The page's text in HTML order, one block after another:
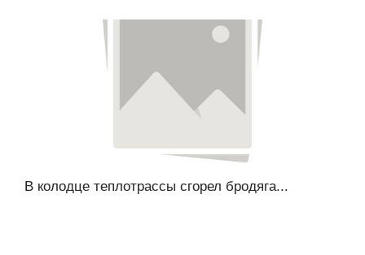
В колодце теплотрассы сгорел бродяга...